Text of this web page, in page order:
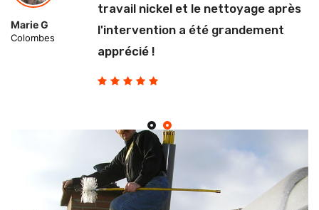
Marie G
Colombes
travail nickel et le nettoyage après
l'intervention a été grandement
apprécié !